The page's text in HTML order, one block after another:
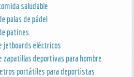
saludable
palas de pádel
patines
jetboards eléctricos
zapatillas deportivas para hombre
portátiles para deportistas